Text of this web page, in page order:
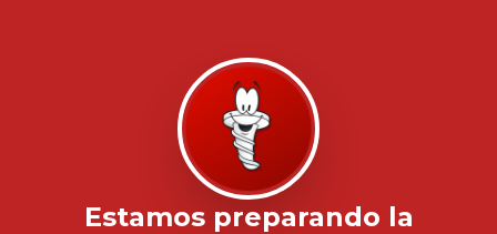
Estamos preparando la